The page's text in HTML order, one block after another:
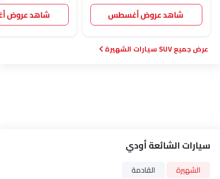
شاهد عروض أغسطس شاهد عروض
SUV سيارات الشهيرة
سيارات الشائعة أودي
الشهيرة القادمة